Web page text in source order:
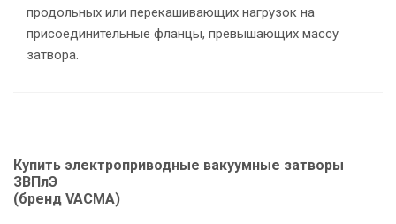
продольных или перекашивающих нагрузок на
присоединительные фланцы, превышающих массу
затвора.
Купить электроприводные вакуумные затворы
ЗВПлЭ
(бренд VACMA)